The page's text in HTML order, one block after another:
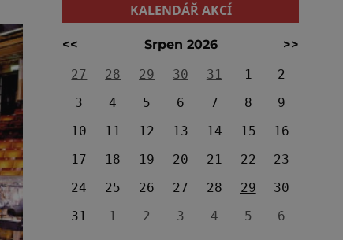
KALENDÁŘ AKCÍ
<< Srpen 2026
>>
27
28 29 30 31 1
2
3
4 5 6 7 8
9
10
11 12 13 14 15
16
17
18 19 20 21 22
23
24
25 26 27 28 29
30
31
1 2 3 4 5 6